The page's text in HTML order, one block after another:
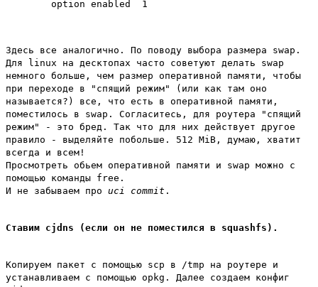
Здесь все аналогично. По поводу выбора размера swap.
Для linux на десктопах часто советуют делать swap
немного больше, чем размер оперативной памяти, чтобы
при переходе в "спящий режим" (или как там оно
называется?) все, что есть в оперативной памяти,
поместилось в swap. Согласитесь, для роутера "спящий
режим" - это бред. Так что для них действует другое
правило - выделяйте побольше. 512 MiB, думаю, хватит
всегда и всем!
Просмотреть обьем оперативной памяти и swap можно с
помощью команды free.
И не забываем про uci commit .
Cтавим cjdns (если он не поместился в squashfs).
Копируем пакет с помощью scp в /tmp на роутере и
устанавливаем с помощью opkg. Далее создаем конфиг